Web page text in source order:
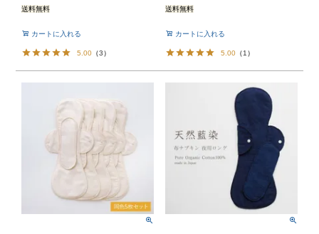
送料無料
カートに入れる
5.00 （3）
送料無料
カートに入れる
5.00 （1 ）